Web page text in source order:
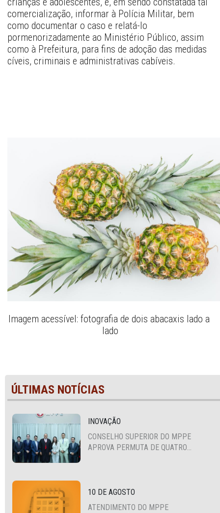
comercialização, informar à Polícia Militar, bem
como documentar o caso e relatá-lo
pormenorizadamente ao Ministério Público, assim
como à Prefeitura, para fins de adoção das medidas
cíveis, criminais e administrativas cabíveis.
Imagem acessível: fotografia de dois abacaxis lado a
lado
ÚLTIMAS NOTÍCIAS
INOVAÇÃO
CONSELHO SUPERIOR DO MPPE
APROVA PERMUTA DE QUATRO
10 DE AGOSTO
ATENDIMENTO DO MPPE